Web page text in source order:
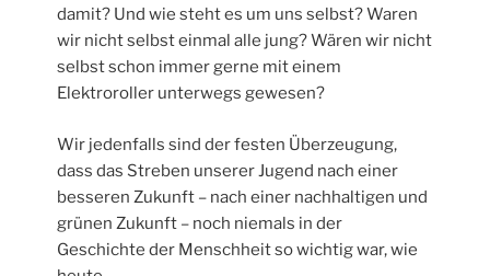
damit? Und wie steht es um uns selbst? Waren
wir nicht selbst einmal alle jung? Wären wir nicht
selbst schon immer gerne mit einem
Elektroroller unterwegs gewesen?
Wir jedenfalls sind der festen Überzeugung,
dass das Streben unserer Jugend nach einer
besseren Zukunft – nach einer nachhaltigen und
grünen Zukunft – noch niemals in der
Geschichte der Menschheit so wichtig war, wie